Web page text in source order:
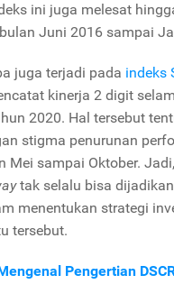
ini juga melesat
Juni 2016 sampai
juga terjadi pada indeks
kinerja 2 digit
2020. Hal tersebut
stigma penurunan
Mei sampai Oktober.
tak selalu bisa
menentukan strategi
tersebut.
Pengertian